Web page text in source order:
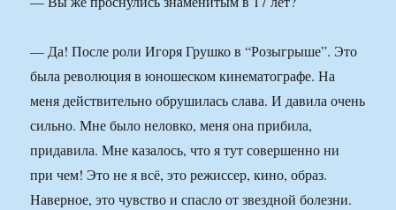
— Да! После роли Игоря Грушко в “Розыгрыше”. Это
была революция в юношеском кинематографе. На
меня действительно обрушилась слава. И давила очень
сильно. Мне было неловко, меня она прибила,
придавила. Мне казалось, что я тут совершенно ни
при чем! Это не я всё, это режиссер, кино, образ.
Наверное, это чувство и спасло от звездной болезни.